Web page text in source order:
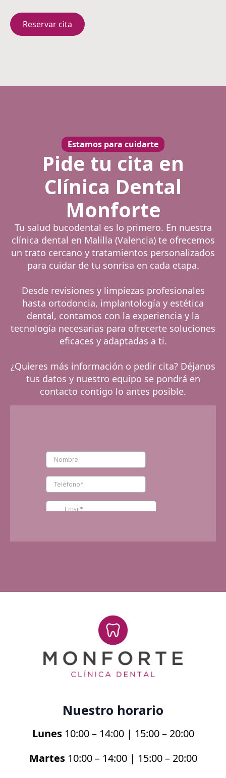
Reservar cita
Estamos para cuidarte
Pide tu cita en
Clínica Dental
Monforte
Tu salud bucodental es lo primero. En nuestra
clínica dental en Malilla (Valencia) te ofrecemos
un trato cercano y tratamientos personalizados
para cuidar de tu sonrisa en cada etapa.
Desde revisiones y limpiezas profesionales
hasta ortodoncia, implantología y estética
dental, contamos con la experiencia y la
tecnología necesarias para ofrecerte soluciones
eficaces y adaptadas a ti.
¿Quieres más información o pedir cita? Déjanos
tus datos y nuestro equipo se pondrá en
contacto contigo lo antes posible.
Nuestro horario
Lunes10:00 – 14:00 | 15:00 – 20:00
Martes10:00 – 14:00 | 15:00 – 20:00